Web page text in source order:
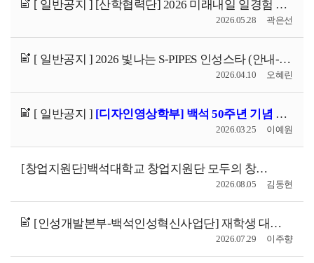
[ 일반공지 ] [산학협력단] 2026 미래내일 일경험 사업 참여 청년 모집
곽은선
2026.05.28
[ 일반공지 ] 2026 빛나는 S-PIPES 인성스타 (안내-신청서)
오혜린
2026.04.10
[ 일반공지 ] [디자인영상학부] 백석 50주년 기념 영상·애니메이션 공모전 안내
이예원
2026.03.25
[창업지원단]백석대학교 창업지원단 모두의 창업 프로젝트 2기 멘토기관 선정 안내
김동현
2026.08.05
[인성개발본부-백석인성혁신사업단] 재학생 대상- " 26년 기독교사 자녀 대상 S
이주향
2026.07.29